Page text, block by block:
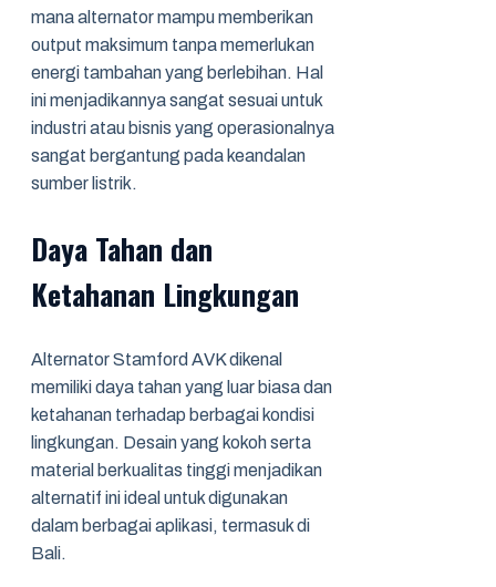
mana alternator mampu memberikan
output maksimum tanpa memerlukan
energi tambahan yang berlebihan. Hal
ini menjadikannya sangat sesuai untuk
industri atau bisnis yang operasionalnya
sangat bergantung pada keandalan
sumber listrik.
Daya Tahan dan
Ketahanan Lingkungan
Alternator Stamford AVK dikenal
memiliki daya tahan yang luar biasa dan
ketahanan terhadap berbagai kondisi
lingkungan. Desain yang kokoh serta
material berkualitas tinggi menjadikan
alternatif ini ideal untuk digunakan
dalam berbagai aplikasi, termasuk di
Bali.